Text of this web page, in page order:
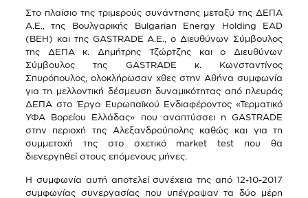
Στο πλαίσιο της τριμερούς συνάντησης μεταξύ της ΔΕΠΑ
Α.Ε., της Βουλγαρικής Bulgarian Energy Holding EAD
(ΒΕΗ) και της GASTRADE Α.Ε., ο Διευθύνων Σύμβουλος
της ΔΕΠΑ κ. Δημήτρης Τζώρτζης και ο Διευθύνων
Σύμβουλος της GASTRADE κ. Κωνσταντίνος
Σπυρόπουλος, ολοκλήρωσαν χθες στην Αθήνα συμφωνία
για τη μελλοντική δέσμευση δυναμικότητας από πλευράς
ΔΕΠΑ στο Έργο Ευρωπαϊκού Ενδιαφέροντος «Τερματικό
ΥΦΑ Βορείου Ελλάδας» που αναπτύσσει η GASTRADE
στην περιοχή της Αλεξανδρούπολης καθώς και για τη
συμμετοχή της στο σχετικό market test που θα
διενεργηθεί στους επόμενους μήνες.
Η συμφωνία αυτή αποτελεί συνέχεια της από 12-10-2017
συμφωνίας συνεργασίας που υπέγραψαν τα δύο μέρη